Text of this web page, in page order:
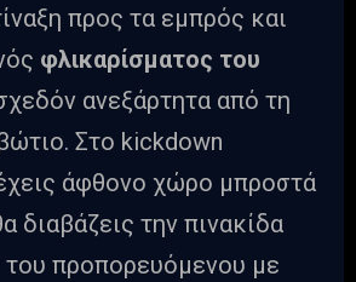
προς τα εμπρός και
φλικαρίσματος του
ανεξάρτητα από τη
Στο kickdown
άφθονο χώρο μπροστά
διαβάζεις την πινακίδα
προπορευόμενου με